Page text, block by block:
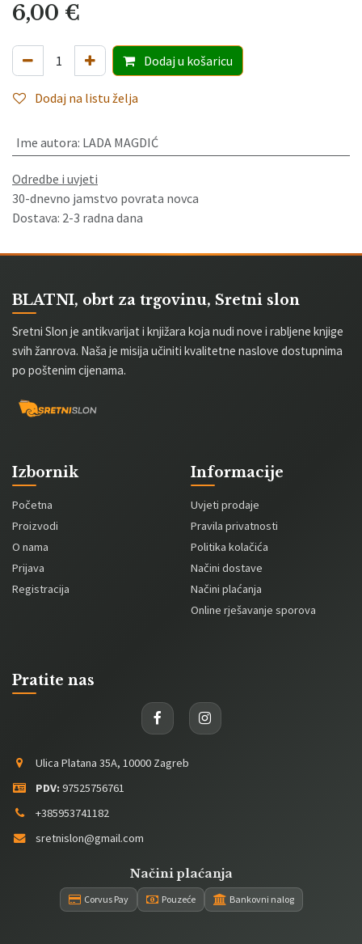
6,00 €
Dodaju košaricu
Dodaj na listu želja
Ime autora: LADA MAGDIĆ
Odredbe i uvjeti
30-dnevno jamstvo povrata novca
Dostava: 2-3 radna dana
BLATNI, obrt za trgovinu, Sretni slon
Sretni Slon je antikvarijat i knjižara koja nudi nove i rabljene knjige
svih žanrova. Naša je misija učiniti kvalitetne naslove dostupnima
po poštenim cijenama.
Izbornik
Početna
Proizvodi
O nama
Prijava
Registracija
Informacije
Uvjeti prodaje
Pravila privatnosti
Politika kolačića
Načini dostave
Načini plaćanja
Online rješavanje sporova
Pratite nas
Ulica Platana 35A, 10000 Zagreb
PDV: 97525756761
+385953741182
sretnislon@gmail.com
Načini plaćanja
Corvus Pay Pouzeće Bankovni nalog